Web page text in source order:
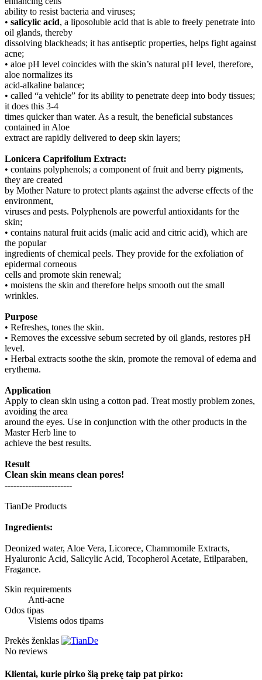
ability to resist bacteria and viruses;
• salicylic acid, a liposoluble acid that is able to freely penetrate into
oil glands, thereby
dissolving blackheads; it has antiseptic properties, helps fight against
acne;
• aloe pH level coincides with the skin’s natural pH level, therefore,
aloe normalizes its
acid-alkaline balance;
• called “a vehicle” for its ability to penetrate deep into body tissues;
it does this 3-4
times quicker than water. As a result, the beneficial substances
contained in Aloe
extract are rapidly delivered to deep skin layers;
Lonicera Caprifolium Extract:
• contains polyphenols; a component of fruit and berry pigments,
they are created
by Mother Nature to protect plants against the adverse effects of the
environment,
viruses and pests. Polyphenols are powerful antioxidants for the
skin;
• contains natural fruit acids (malic acid and citric acid), which are
the popular
ingredients of chemical peels. They provide for the exfoliation of
epidermal corneous
cells and promote skin renewal;
• moistens the skin and therefore helps smooth out the small
wrinkles.
Purpose
• Refreshes, tones the skin.
• Removes the excessive sebum secreted by oil glands, restores pH
level.
• Herbal extracts soothe the skin, promote the removal of edema and
erythema.
Application
Apply to clean skin using a cotton pad. Treat mostly problem zones,
avoiding the area
around the eyes. Use in conjunction with the other products in the
Master Herb line to
achieve the best results.
Result
Clean skin means clean pores!
-----------------------
TianDe Products
Ingredients:
Deonized water, Aloe Vera, Licorece, Chammomile Extracts,
Hyaluronic Acid, Salicylic Acid, Tocopherol Acetate, Etilparaben,
Fragance.
Skin requirements
Anti-acne
Odos tipas
Visiems odos tipams
Prekės ženklas
No reviews
Klientai, kurie pirko šią prekę taip pat pirko: